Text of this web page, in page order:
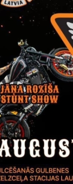
trīs un
Pirmsskolas
ne mazāk kā
Speciālās
atzinumā
vadītājs nosaka
III. Pirmsskolas
Pirmsskolas
iestādē
Gulbenes
IV. Noslēguma